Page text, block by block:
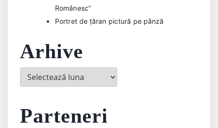
Românesc”
Portret de țăran pictură pe pânză
Arhive
Arhive
Parteneri